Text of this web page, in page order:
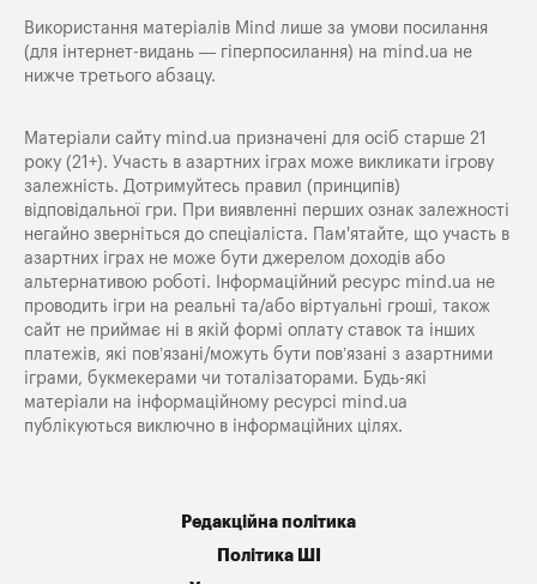
Використання матеріалів Mind лише за умови посилання
(для інтернет-видань — гіперпосилання) на mind.ua не
нижче третього абзацу.
Матеріали сайту mind.ua призначені для осіб старше 21
року (21+). Участь в азартних іграх може викликати ігрову
залежність. Дотримуйтесь правил (принципів)
відповідальної гри. При виявленні перших ознак залежності
негайно зверніться до спеціаліста. Пам'ятайте, що участь в
азартних іграх не може бути джерелом доходів або
альтернативою роботі. Інформаційний ресурс mind.ua не
проводить ігри на реальні та/або віртуальні гроші, також
сайт не приймає ні в якій формі оплату ставок та інших
платежів, які пов’язані/можуть бути пов’язані з азартними
іграми, букмекерами чи тоталізаторами. Будь-які
матеріали на інформаційному ресурсі mind.ua
публікуються виключно в інформаційних цілях.
Редакційна політика
Політика ШІ